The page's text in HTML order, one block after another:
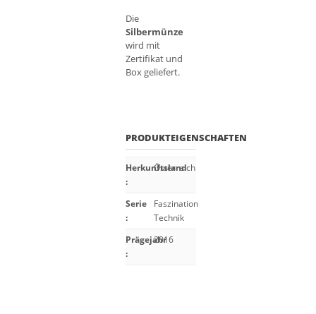
Die
Silbermünze
wird mit
Zertifikat und
Box geliefert.
PRODUKTEIGENSCHAFTEN
Herkunftsland
:
Österreich
Serie
:
Faszination
Technik
Prägejahr
:
2016